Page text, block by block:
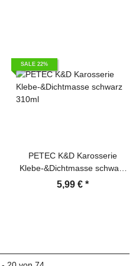
SALE 22%
PETEC K&D Karosserie
Klebe-&Dichtmasse schwarz
310ml
5,99 € *